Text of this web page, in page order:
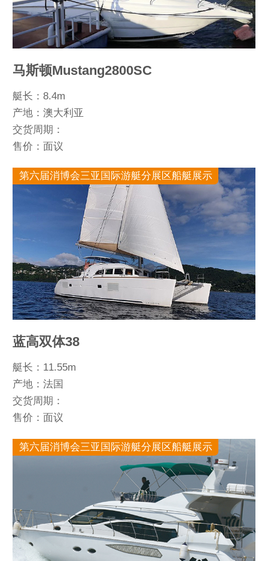
马斯顿Mustang2800SC
艇长：8.4m
产地：澳大利亚
交货周期：
售价：面议
第六届消博会三亚国际游艇分展区船艇展示
蓝高双体38
艇长：11.55m
产地：法国
交货周期：
售价：面议
第六届消博会三亚国际游艇分展区船艇展示